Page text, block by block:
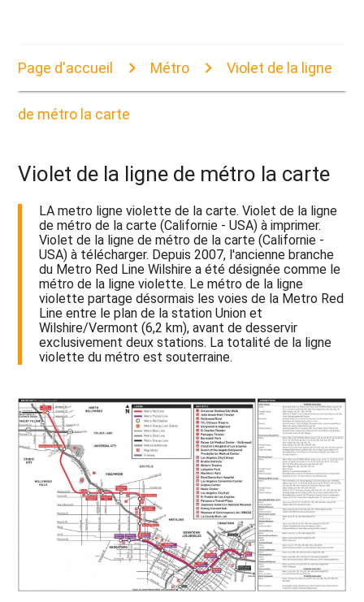
Page d'accueil Métro Violet de la ligne
de métro la carte
Violet de la ligne de métro la carte
LA metro ligne violette de la carte. Violet de la ligne
de métro de la carte (Californie - USA) à imprimer.
Violet de la ligne de métro de la carte (Californie -
USA) à télécharger. Depuis 2007, l'ancienne branche
du Metro Red Line Wilshire a été désignée comme le
métro de la ligne violette. Le métro de la ligne
violette partage désormais les voies de la Metro Red
Line entre le plan de la station Union et
Wilshire/Vermont (6,2 km), avant de desservir
exclusivement deux stations. La totalité de la ligne
violette du métro est souterraine.